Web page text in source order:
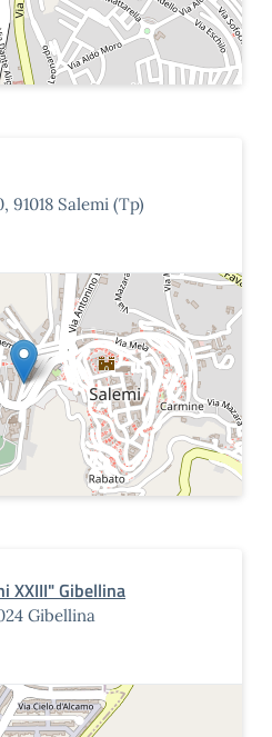
91018 Salemi (Tp)
XXIII" Gibellina
Gibellina